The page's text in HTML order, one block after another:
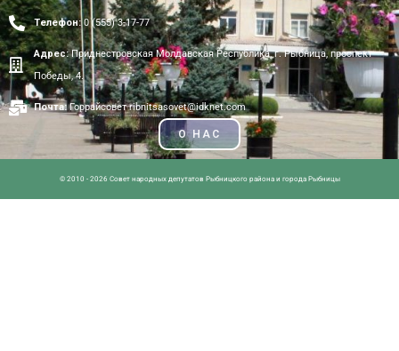
Телефон:0 (555) 3-17-77
Адрес:Приднестровская Молдавская Республика, г. Рыбница, проспект
Победы, 4.
Почта:Горрайсовет ribnitsasovet@idknet.com
О НАС
© 2010 - 2026 Совет народных депутатов Рыбницкого района и города Рыбницы